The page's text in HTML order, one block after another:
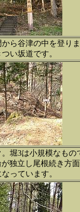
ら谷津の中を登り
い坂道です。
堀3は小規模なもの
独立し尾根続き方
っています。